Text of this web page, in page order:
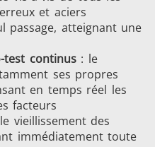
et aciers
passage, atteignant une
test continus: le
ses propres
en temps réel les
facteurs
vieillissement des
immédiatement toute